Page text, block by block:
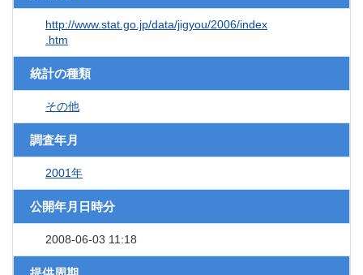
http://www.stat.go.jp/data/jigyou/2006/index
.htm
統計の種類
その他
調査年月
2001年
公開年月日時分
2008-06-03 11:18